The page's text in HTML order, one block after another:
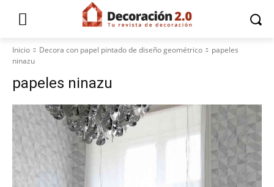
Inicio Decora con papel pintado de diseño geométrico
papeles
ninazu
papeles ninazu